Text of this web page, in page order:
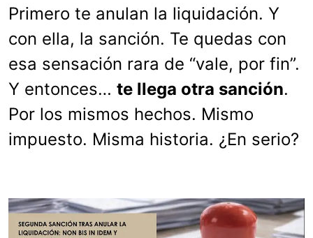
Primero te anulan la liquidación. Y
con ella, la sanción. Te quedas con
esa sensación rara de “vale, por fin”.
Y entonces… te llega otra sanción.
Por los mismos hechos. Mismo
impuesto. Misma historia. ¿En serio?